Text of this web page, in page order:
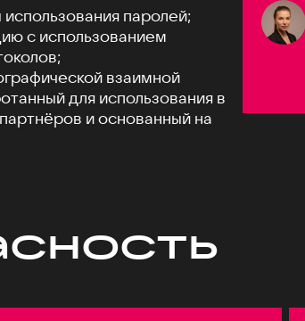
паролей;
с использованием
взаимной
для использования в
и основанный на